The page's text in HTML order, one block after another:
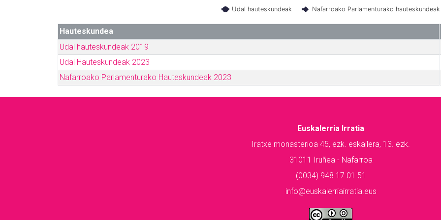
Udal hauteskundeak Nafarroako Parlamenturako hauteskundeak
Hauteskundea
Udal hauteskundeak 2019
Udal Hauteskundeak 2023
Nafarroako Parlamenturako Hauteskundeak 2023
Euskalerria Irratia
Iratxe monasterioa 45, ezk. eskailera, 13. ezk.
31011 Iruñea - Nafarroa
(0034) 948 17 01 51
info@euskalerriairratia.eus